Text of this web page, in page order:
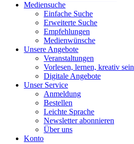
Mediensuche
Einfache Suche
Erweiterte Suche
Empfehlungen
Medienwünsche
Unsere Angebote
Veranstaltungen
Vorlesen, lernen, kreativ sein
Digitale Angebote
Unser Service
Anmeldung
Bestellen
Leichte Sprache
Newsletter abonnieren
Über uns
Konto